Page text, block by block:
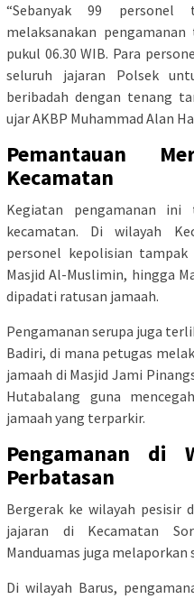
“Sebanyak 99
melaksanakan
pukul 06.30 WIB. Para
seluruh jajaran Polsek
beribadah dengan tenang
ujar AKBP Muhammad Alan
Pemantauan
Kecamatan
Kegiatan pengamanan
kecamatan. Di wilayah
personel kepolisian tampak
Masjid Al-Muslimin, hingga
dipadati ratusan jamaah.
Pengamanan serupa juga
Badiri, di mana petugas
jamaah di Masjid Jami
Hutabalang guna
jamaah yang terparkir.
Pengamanan di
Perbatasan
Bergerak ke wilayah pesisir
jajaran di Kecamatan
Manduamas juga
Di wilayah Barus,